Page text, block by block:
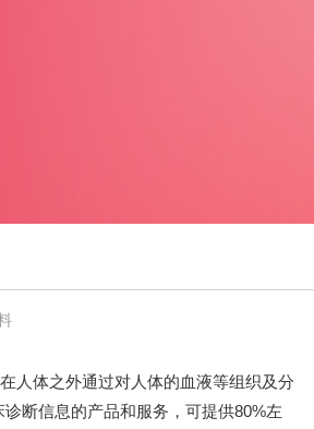
人体之外通过对人体的血液等组织及分
断信息的产品和服务，可提供80%左